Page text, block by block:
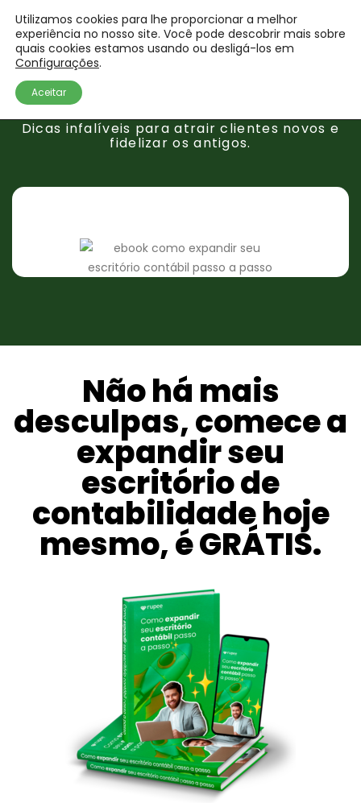
Como expandir seu
escritório contábil
passo a passo
Dicas infalíveis para atrair clientes novos e
fidelizar os antigos.
Não há mais
desculpas, comece a
expandir seu
escritório de
contabilidade hoje
mesmo, é GRÁTIS.
Utilizamos cookies para lhe proporcionar a melhor
experiência no nosso site. Você pode descobrir mais sobre
quais cookies estamos usando ou desligá-los em
Configurações.
Aceitar